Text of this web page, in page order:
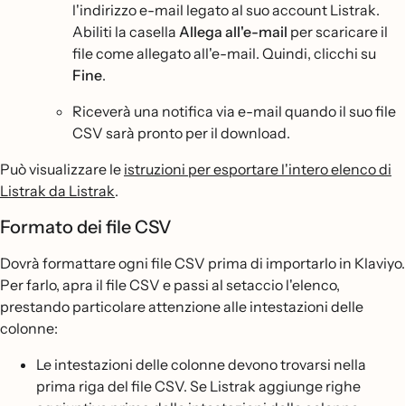
l'indirizzo e-mail legato al suo account Listrak.
Abiliti la casella Allega all'e-mail per scaricare il
file come allegato all'e-mail. Quindi, clicchi su
Fine.
Riceverà una notifica via e-mail quando il suo file
CSV sarà pronto per il download.
Può visualizzare le istruzioni per esportare l'intero elenco di
Listrak da Listrak.
Formato dei file CSV
Dovrà formattare ogni file CSV prima di importarlo in Klaviyo.
Per farlo, apra il file CSV e passi al setaccio l'elenco,
prestando particolare attenzione alle intestazioni delle
colonne:
Le intestazioni delle colonne devono trovarsi nella
prima riga del file CSV. Se Listrak aggiunge righe